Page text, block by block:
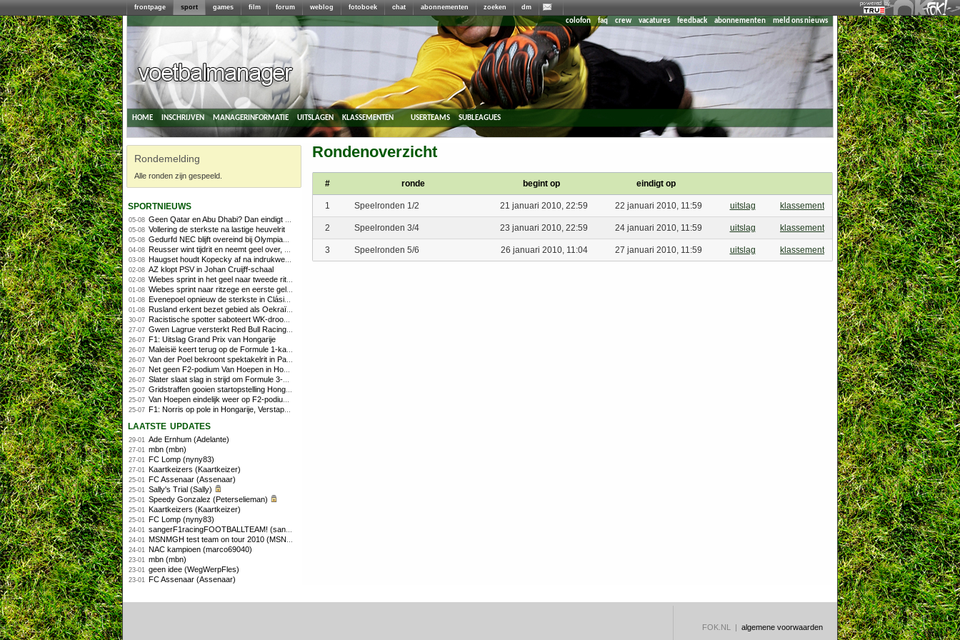
frontpage sport games film forum weblog fotoboek chat abonnementen zoeken dm
colofon faq crew vacatures feedback abonnementen meld ons nieuws
home inschrijven managerinformatie uitslagen klassementen userteams subleagues
Rondemelding
Alle ronden zijn gespeeld.
sportnieuws
05-08 Geen Qatar en Abu Dhabi? Dan eindigt Formule 1-seizoen mogelijk in Europa
05-08 Vollering de sterkste na lastige heuvelrit
05-08 Gedurfd NEC blijft overeind bij Olympiakos
04-08 Reusser wint tijdrit en neemt geel over, Nooijen knap tweede
03-08 Haugset houdt Kopecky af na indrukwekkende solo van 86 kilometer
02-08 AZ klopt PSV in Johan Cruijff-schaal
02-08 Wiebes sprint in het geel naar tweede ritzege
01-08 Wiebes sprint naar ritzege en eerste gele trui in Tour Femmes
01-08 Evenepoel opnieuw de sterkste in Clásica San Sebastián
01-08 Rusland erkent bezet gebied als Oekraïens voor opheffing IOC-schorsing
30-07 Racistische spotter saboteert WK-droom van powerliftster
27-07 Gwen Lagrue versterkt Red Bull Racing vanaf 2027
26-07 F1: Uitslag Grand Prix van Hongarije
26-07 Maleisië keert terug op de Formule 1-kalender in 2026
26-07 Van der Poel bekroont spektakelrit in Parijs met nipte zege; eindzege Pogacar
26-07 Net geen F2-podium Van Hoepen in Hongarije, Leon maakt indruk
26-07 Slater slaat slag in strijd om Formule 3-kampioenschap op Hungaroring
25-07 Gridstraffen gooien startopstelling Hongaarse Grand Prix flink overhoop
25-07 Van Hoepen eindelijk weer op F2-podium, Mini wint sprintrace op Hungaroring
25-07 F1: Norris op pole in Hongarije, Verstappen zesde
laatste updates
29-01 Ade Ernhum (Adelante)
27-01 mbn (mbn)
27-01 FC Lomp (nyny83)
27-01 Kaartkeizers (Kaartkeizer)
25-01 FC Assenaar (Assenaar)
25-01 Sally's Trial (Sally)
25-01 Speedy Gonzalez (Peterselieman)
25-01 Kaartkeizers (Kaartkeizer)
25-01 FC Lomp (nyny83)
24-01 sangerF1racingFOOTBALLTEAM! (sanger)
24-01 MSNMGH test team on tour 2010 (MSNMGH)
24-01 NAC kampioen (marco69040)
23-01 mbn (mbn)
23-01 geen idee (WegWerpFles)
23-01 FC Assenaar (Assenaar)
Rondenoverzicht
# ronde begint op eindigt op
1 Speelronden 1/2 21 januari 2010, 22:59 22 januari 2010, 11:59 uitslag klassement
2 Speelronden 3/4 23 januari 2010, 22:59 24 januari 2010, 11:59 uitslag klassement
3 Speelronden 5/6 26 januari 2010, 11:04 27 januari 2010, 11:59 uitslag klassement
FOK.NL | algemene voorwaarden